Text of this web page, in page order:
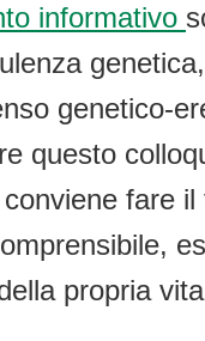
informativo
genetico-
questo
fare
propria